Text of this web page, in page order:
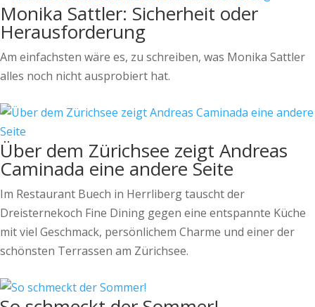
Monika Sattler: Sicherheit oder
Herausforderung
Am einfachsten wäre es, zu schreiben, was Monika Sattler
alles noch nicht ausprobiert hat.
Über dem Zürichsee zeigt Andreas
Caminada eine andere Seite
Im Restaurant Buech in Herrliberg tauscht der
Dreisternekoch Fine Dining gegen eine entspannte Küche
mit viel Geschmack, persönlichem Charme und einer der
schönsten Terrassen am Zürichsee.